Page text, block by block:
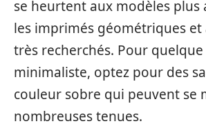
se heurtent aux modèles plus
les imprimés géométriques
très recherchés. Pour
minimaliste, optez pour des
couleur sobre qui peuvent se
nombreuses tenues.